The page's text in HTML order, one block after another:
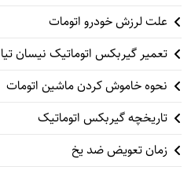
علت لرزش خودرو اتومات
تعمیر گیربکس اتوماتیک نیسان
نحوه خاموش کردن ماشین اتومات
تاریخچه گیربکس اتوماتیک
زمان تعویض ضد یخ